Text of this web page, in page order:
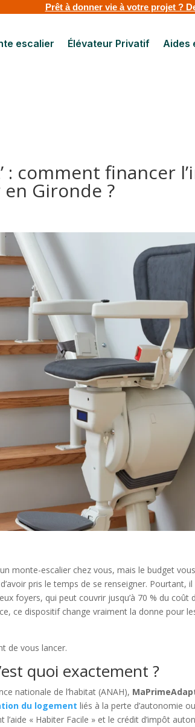
Prêt à donner vie à votre projet ?
escalier Élévateur Privatif Aides
: comment financer
Gironde ?
monte-escalier chez vous, mais le budget
pris le temps de se renseigner. Pourtant,
foyers, qui peut couvrir jusqu’à 70 % du coût
ce dispositif change vraiment la donne pour
de vous lancer.
quoi exactement ?
nationale de l’habitat (ANAH),
du logement liés à la perte d’autonomie
« Habiter Facile » et le crédit d’impôt